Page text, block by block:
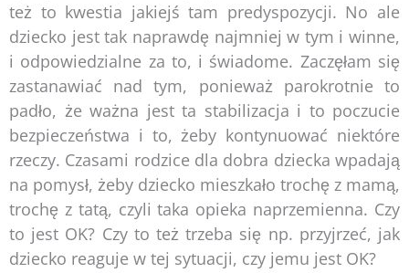
też to kwestia jakiejś tam predyspozycji. No ale
dziecko jest tak naprawdę najmniej w tym i winne,
i odpowiedzialne za to, i świadome. Zaczęłam się
zastanawiać nad tym, ponieważ parokrotnie to
padło, że ważna jest ta stabilizacja i to poczucie
bezpieczeństwa i to, żeby kontynuować niektóre
rzeczy. Czasami rodzice dla dobra dziecka wpadają
na pomysł, żeby dziecko mieszkało trochę z mamą,
trochę z tatą, czyli taka opieka naprzemienna. Czy
to jest OK? Czy to też trzeba się np. przyjrzeć, jak
dziecko reaguje w tej sytuacji, czy jemu jest OK?